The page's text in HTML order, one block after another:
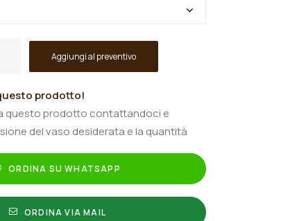
Aggiungi al preventivo
prodotto!
questo prodotto contattandoci e
del vaso desiderata e la quantità
ORDINA SU WHATSAPP
ORDINA VIA MAIL